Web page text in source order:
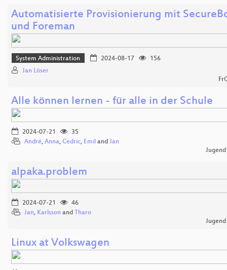
Automatisierte Provisionierung mit
und Foreman
System Administration 2024-08-17
156
Jan Löser
Alle können lernen - für alle in der Schule
2024-07-21
35
André, Anna, Cedric, Emil and Jan
alpaka.problem
2024-07-21
46
Jan, Karlsson and Tharo
Linux at Volkswagen